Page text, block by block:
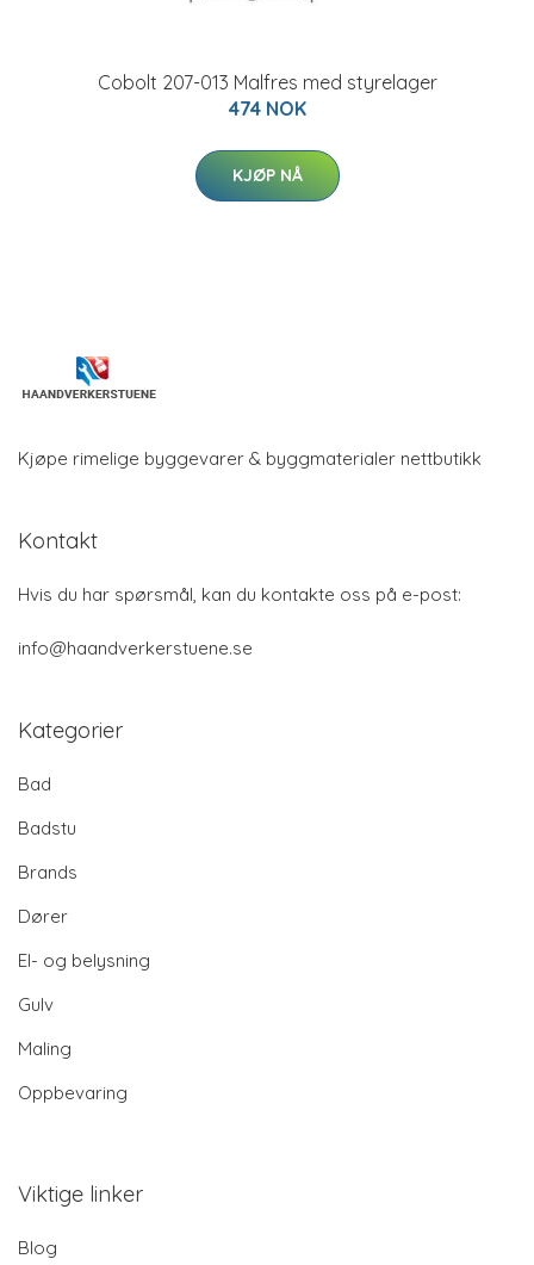
Cobolt 207-013 Malfres med styrelager
474 NOK
KJØP NÅ
Kjøpe rimelige byggevarer & byggmaterialer nettbutikk
Kontakt
Hvis du har spørsmål, kan du kontakte oss på e-post:
info@haandverkerstuene.se
Kategorier
Bad
Badstu
Brands
Dører
El- og belysning
Gulv
Maling
Oppbevaring
Viktige linker
Blog